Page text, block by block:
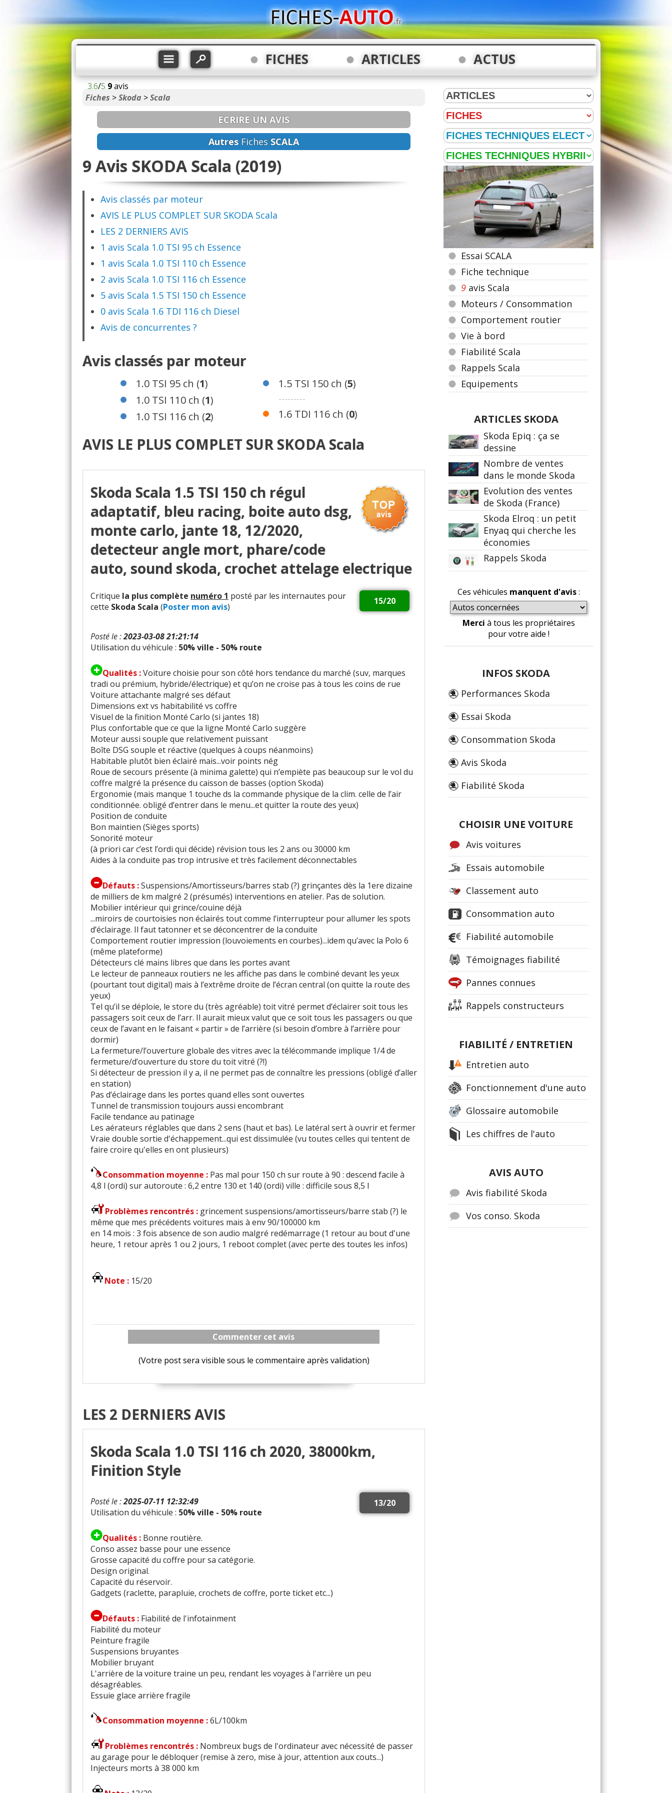
FICHES ARTICLES ACTUS
3.6/5 9avis
Fiches >Skoda >Scala
ECRIRE UN AVIS
Autres Fiches SCALA
9 Avis SKODA Scala (2019)
Avis classés par moteur
AVIS LE PLUS COMPLET SUR SKODA Scala
LES 2 DERNIERS AVIS
1 avis Scala 1.0 TSI 95 ch Essence
1 avis Scala 1.0 TSI 110 ch Essence
2 avis Scala 1.0 TSI 116 ch Essence
5 avis Scala 1.5 TSI 150 ch Essence
0 avis Scala 1.6 TDI 116 ch Diesel
Avis de concurrentes ?
Avis classés par moteur
1.0 TSI 95 ch (1)
1.0 TSI 110 ch (1)
1.0 TSI 116 ch (2)
1.5 TSI 150 ch (5)
---------
1.6 TDI 116 ch (0)
AVIS LE PLUS COMPLET SUR SKODA Scala
Skoda Scala 1.5 TSI 150 ch régul
adaptatif, bleu racing, boite auto dsg,
monte carlo, jante 18, 12/2020,
detecteur angle mort, phare/code
auto, sound skoda, crochet attelage electrique
15/20
Critique la plus complète numéro 1 posté par les internautes pour
cette Skoda Scala (Poster mon avis)
Posté le :2023-03-08 21:21:14
Utilisation du véhicule : 50% ville - 50% route
Qualités :Voiture choisie pour son côté hors tendance du marché (suv, marques
tradi ou prémium, hybride/électrique) et qu’on ne croise pas à tous les coins de rue
Voiture attachante malgré ses défaut
Dimensions ext vs habitabilité vs coffre
Visuel de la finition Monté Carlo (si jantes 18)
Plus confortable que ce que la ligne Monté Carlo suggère
Moteur aussi souple que relativement puissant
Boîte DSG souple et réactive (quelques à coups néanmoins)
Habitable plutôt bien éclairé mais...voir points nég
Roue de secours présente (à minima galette) qui n’empiète pas beaucoup sur le vol du
coffre malgré la présence du caisson de basses (option Skoda)
Ergonomie (mais manque 1 touche ds la commande physique de la clim. celle de l’air
conditionnée. obligé d’entrer dans le menu...et quitter la route des yeux)
Position de conduite
Bon maintien (Sièges sports)
Sonorité moteur
(à priori car c’est l’ordi qui décide) révision tous les 2 ans ou 30000 km
Aides à la conduite pas trop intrusive et très facilement déconnectables
Défauts :Suspensions/Amortisseurs/barres stab (?) grinçantes dès la 1ere dizaine
de milliers de km malgré 2 (présumés) interventions en atelier. Pas de solution.
Mobilier intérieur qui grince/couine déjà
...miroirs de courtoisies non éclairés tout comme l’interrupteur pour allumer les spots
d’éclairage. Il faut tatonner et se déconcentrer de la conduite
Comportement routier impression (louvoiements en courbes)...idem qu’avec la Polo 6
(même plateforme)
Détecteurs clé mains libres que dans les portes avant
Le lecteur de panneaux routiers ne les affiche pas dans le combiné devant les yeux
(pourtant tout digital) mais à l’extrême droite de l’écran central (on quitte la route des
yeux)
Tel qu’il se déploie, le store du (très agréable) toit vitré permet d’éclairer soit tous les
passagers soit ceux de l’arr. Il aurait mieux valut que ce soit tous les passagers ou que
ceux de l’avant en le faisant « partir » de l’arrière (si besoin d’ombre à l’arrière pour
dormir)
La fermeture/l’ouverture globale des vitres avec la télécommande implique 1/4 de
fermeture/d’ouverture du store du toit vitré (?!)
Si détecteur de pression il y a, il ne permet pas de connaître les pressions (obligé d’aller
en station)
Pas d’éclairage dans les portes quand elles sont ouvertes
Tunnel de transmission toujours aussi encombrant
Facile tendance au patinage
Les aérateurs réglables que dans 2 sens (haut et bas). Le latéral sert à ouvrir et fermer
Vraie double sortie d'échappement...qui est dissimulée (vu toutes celles qui tentent de
faire croire qu'elles en ont plusieurs)
Consommation moyenne : Pas mal pour 150 ch sur route à 90 : descend facile à
4,8 l (ordi) sur autoroute : 6,2 entre 130 et 140 (ordi) ville : difficile sous 8,5 l
Problèmes rencontrés : grincement suspensions/amortisseurs/barre stab (?) le
même que mes précédents voitures mais à env 90/100000 km
en 14 mois : 3 fois absence de son audio malgré redémarrage (1 retour au bout d'une
heure, 1 retour après 1 ou 2 jours, 1 reboot complet (avec perte des toutes les infos)
Note : 15/20
Commenter cet avis
(Votre post sera visible sous le commentaire après validation)
LES 2 DERNIERS AVIS
Skoda Scala 1.0 TSI 116 ch 2020, 38000km,
Finition Style
13/20
Posté le :2025-07-11 12:32:49
Utilisation du véhicule : 50% ville - 50% route
Qualités : Bonne routière.
Conso assez basse pour une essence
Grosse capacité du coffre pour sa catégorie.
Design original.
Capacité du réservoir.
Gadgets (raclette, parapluie, crochets de coffre, porte ticket etc...)
Défauts : Fiabilité de l'infotainment
Fiabilité du moteur
Peinture fragile
Suspensions bruyantes
Mobilier bruyant
L'arrière de la voiture traine un peu, rendant les voyages à l'arrière un peu
désagréables.
Essuie glace arrière fragile
Consommation moyenne :6L/100km
Problèmes rencontrés : Nombreux bugs de l'ordinateur avec nécessité de passer
au garage pour le débloquer (remise à zero, mise à jour, attention aux couts...)
Injecteurs morts à 38 000 km
Essai SCALA
Fiche technique
9 avis Scala
Moteurs / Consommation
Comportement routier
Vie à bord
Fiabilité Scala
Rappels Scala
Equipements
ARTICLES SKODA
Skoda Epiq : ça se
dessine
Nombre de ventes
dans le monde Skoda
Evolution des ventes
de Skoda (France)
Skoda Elroq : un petit
Enyaq qui cherche les
économies
Rappels Skoda
Ces véhicules manquent d'avis:
Merci à tous les propriétaires
pour votre aide !
INFOS SKODA
Performances Skoda
Essai Skoda
Consommation Skoda
Avis Skoda
Fiabilité Skoda
CHOISIR UNE VOITURE
Avis voitures
Essais automobile
Classement auto
Consommation auto
Fiabilité automobile
Témoignages fiabilité
Pannes connues
Rappels constructeurs
FIABILITÉ / ENTRETIEN
Entretien auto
Fonctionnement d'une auto
Glossaire automobile
Les chiffres de l'auto
AVIS AUTO
Avis fiabilité Skoda
Vos conso. Skoda